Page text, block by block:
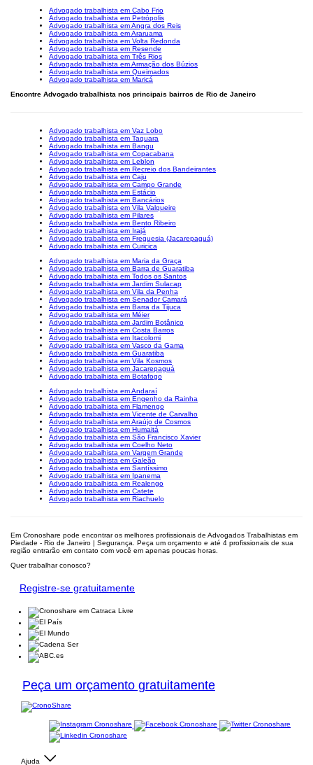
Advogado trabalhista em Cabo Frio
Advogado trabalhista em Petrópolis
Advogado trabalhista em Angra dos Reis
Advogado trabalhista em Araruama
Advogado trabalhista em Volta Redonda
Advogado trabalhista em Resende
Advogado trabalhista em Três Rios
Advogado trabalhista em Armação dos Búzios
Advogado trabalhista em Queimados
Advogado trabalhista em Maricá
Encontre Advogado trabalhista nos principais bairros de Rio de Janeiro
Advogado trabalhista em Vaz Lobo
Advogado trabalhista em Taquara
Advogado trabalhista em Bangu
Advogado trabalhista em Copacabana
Advogado trabalhista em Leblon
Advogado trabalhista em Recreio dos Bandeirantes
Advogado trabalhista em Caju
Advogado trabalhista em Campo Grande
Advogado trabalhista em Estácio
Advogado trabalhista em Bancários
Advogado trabalhista em Vila Valqueire
Advogado trabalhista em Pilares
Advogado trabalhista em Bento Ribeiro
Advogado trabalhista em Irajá
Advogado trabalhista em Freguesia (Jacarepaguá)
Advogado trabalhista em Curicica
Advogado trabalhista em Maria da Graça
Advogado trabalhista em Barra de Guaratiba
Advogado trabalhista em Todos os Santos
Advogado trabalhista em Jardim Sulacap
Advogado trabalhista em Vila da Penha
Advogado trabalhista em Senador Camará
Advogado trabalhista em Barra da Tijuca
Advogado trabalhista em Méier
Advogado trabalhista em Jardim Botânico
Advogado trabalhista em Costa Barros
Advogado trabalhista em Itacolomi
Advogado trabalhista em Vasco da Gama
Advogado trabalhista em Guaratiba
Advogado trabalhista em Vila Kosmos
Advogado trabalhista em Jacarepaguá
Advogado trabalhista em Botafogo
Advogado trabalhista em Andaraí
Advogado trabalhista em Engenho da Rainha
Advogado trabalhista em Flamengo
Advogado trabalhista em Vicente de Carvalho
Advogado trabalhista em Araújo de Cosmos
Advogado trabalhista em Humaitá
Advogado trabalhista em São Francisco Xavier
Advogado trabalhista em Coelho Neto
Advogado trabalhista em Vargem Grande
Advogado trabalhista em Galeão
Advogado trabalhista em Santíssimo
Advogado trabalhista em Ipanema
Advogado trabalhista em Realengo
Advogado trabalhista em Catete
Advogado trabalhista em Riachuelo
Em Cronoshare pode encontrar os melhores profissionais de Advogados Trabalhistas em
Piedade - Rio de Janeiro | Segurança. Peça um orçamento e até 4 profissionais de sua
região entrarão em contato com você em apenas poucas horas.
Quer trabalhar conosco?
Registre-se gratuitamente
Peça um orçamento gratuitamente
Ajuda